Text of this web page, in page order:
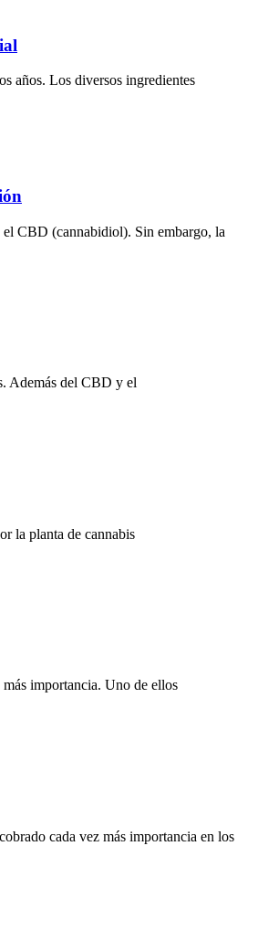
años. Los diversos ingredientes
el CBD (cannabidiol). Sin embargo, la
Además del CBD y el
la planta de cannabis
importancia. Uno de ellos
cada vez más importancia en los